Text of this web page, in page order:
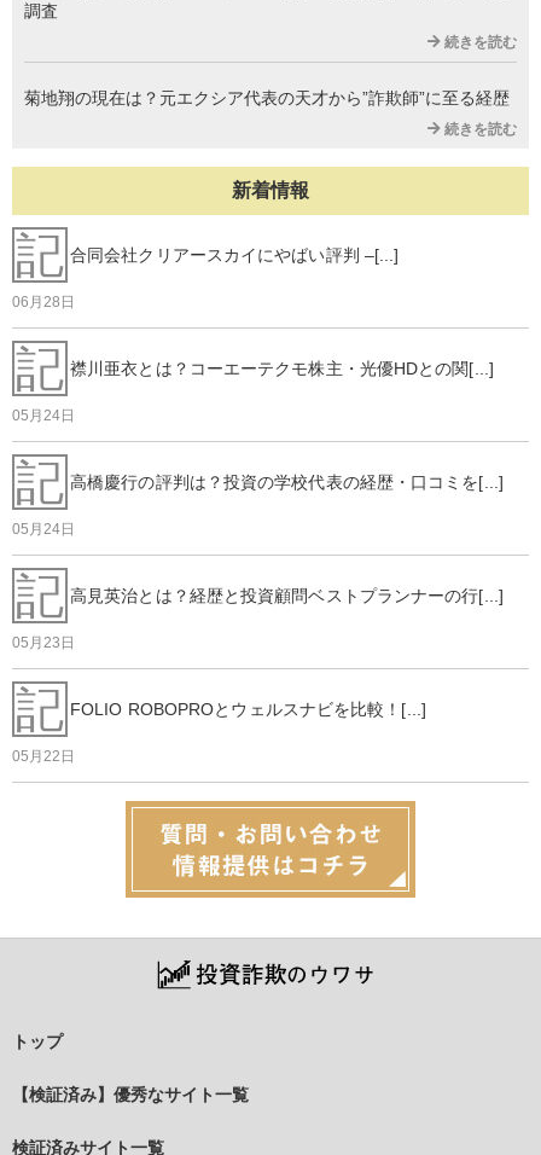
調査
続きを読む
菊地翔の現在は？元エクシア代表の天才から”詐欺師”に至る経歴
続きを読む
新着情報
記 合同会社クリアースカイにやばい評判 –[...]
06月28日
記 襟川亜衣とは？コーエーテクモ株主・光優HDとの関[...]
05月24日
記 高橋慶行の評判は？投資の学校代表の経歴・口コミを[...]
05月24日
記 高見英治とは？経歴と投資顧問ベストプランナーの行[...]
05月23日
記 FOLIO ROBOPROとウェルスナビを比較！[...]
05月22日
トップ
【検証済み】優秀なサイト一覧
検証済みサイト一覧